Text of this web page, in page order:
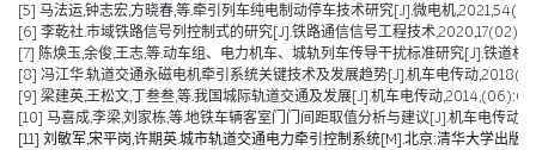
[5] 马法运,钟志宏,方晓春,等.牵引列车纯电制动停车技术研究[J].微电机
[6] 李乾社.市域铁路信号列控制式的研究[J].铁路通信信号工程技术
[7] 陈焕玉,余俊,王志,等.动车组、电力机车、城轨列车传导干扰标准研究[J].铁道
[8] 冯江华.轨道交通永磁电机牵引系统关键技术及发展趋势[J].机车电传动
[9] 梁建英,王松文,丁叁叁,等.我国城际轨道交通及发展[J].机车电传动,2014,(06):6-
[10] 马喜成,李梁,刘家栋,等.地铁车辆客室门门间距取值分析与建议[J].机车电传动
[11] 刘敏军,宋平岗,许期英.城市轨道交通电力牵引控制系统[M].北京:清华大学出版